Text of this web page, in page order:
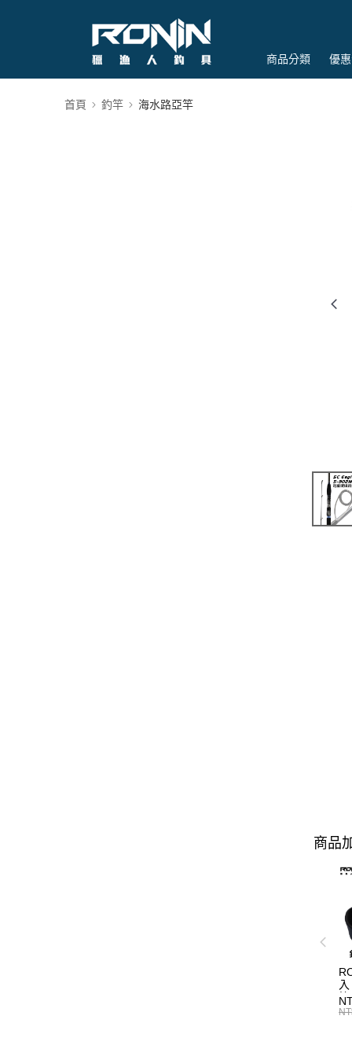
商品分類 優
首頁 釣竿 海水路亞竿
商品